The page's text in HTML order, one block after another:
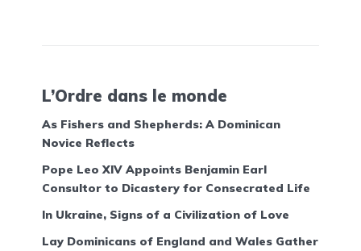
L’Ordre dans le monde
As Fishers and Shepherds: A Dominican
Novice Reflects
Pope Leo XIV Appoints Benjamin Earl
Consultor to Dicastery for Consecrated Life
In Ukraine, Signs of a Civilization of Love
Lay Dominicans of England and Wales Gather